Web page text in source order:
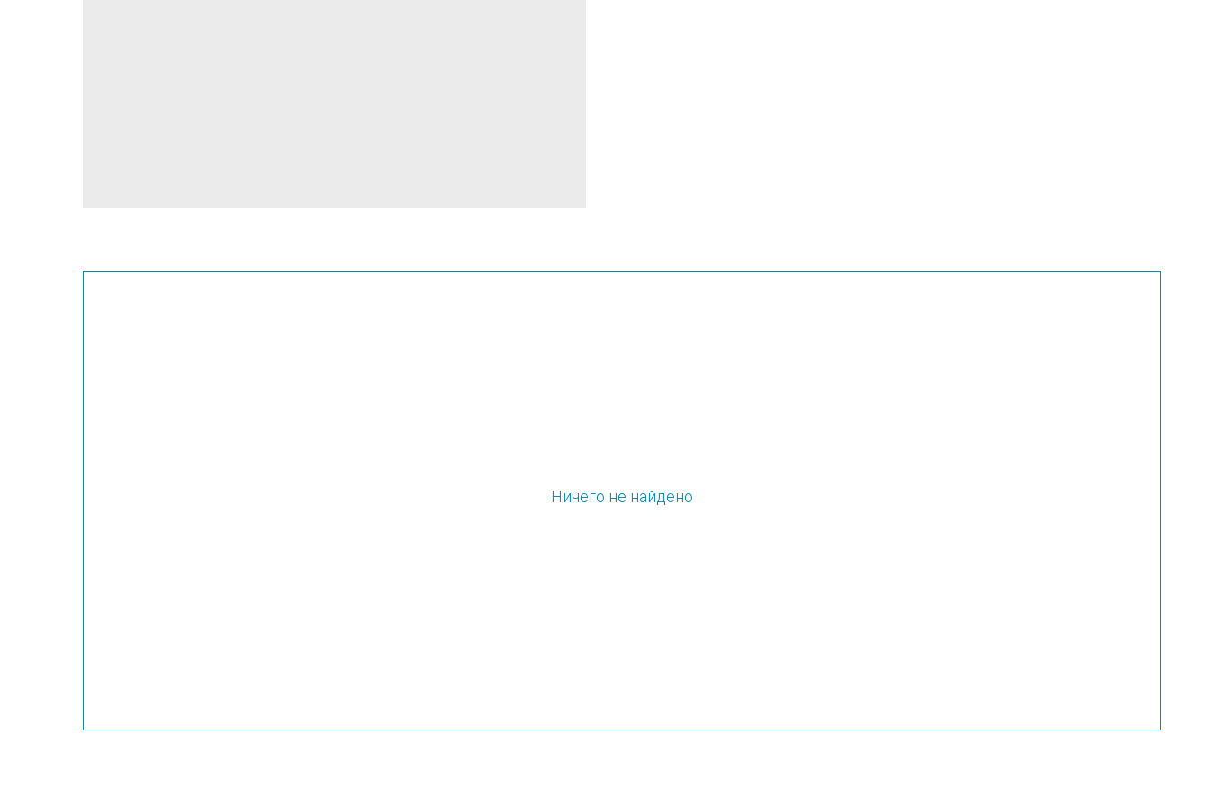
Ничего не найдено